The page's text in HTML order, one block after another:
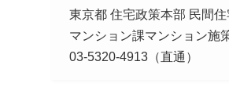
東京都 住宅政策本部 民間住
マンション課マンション施
03-5320-4913（直通）